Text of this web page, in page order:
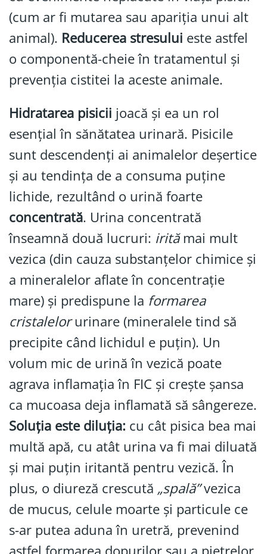
(cum ar fi mutarea sau apariția unui alt
animal). Reducerea stresului este astfel
o componentă-cheie în tratamentul și
prevenția cistitei la aceste animale.
Hidratarea pisicii joacă și ea un rol
esențial în sănătatea urinară. Pisicile
sunt descendenți ai animalelor deșertice
și au tendința de a consuma puține
lichide, rezultând o urină foarte
concentrată. Urina concentrată
înseamnă două lucruri: iritămai mult
vezica (din cauza substanțelor chimice și
a mineralelor aflate în concentrație
mare) și predispune la formarea
cristalelorurinare (mineralele tind să
precipite când lichidul e puțin). Un
volum mic de urină în vezică poate
agrava inflamația în FIC și crește șansa
ca mucoasa deja inflamată să sângereze.
Soluția este diluția: cu cât pisica bea mai
multă apă, cu atât urina va fi mai diluată
și mai puțin iritantă pentru vezică. În
plus, o diureză crescută „spală”vezica
de mucus, celule moarte și particule ce
s-ar putea aduna în uretră, prevenind